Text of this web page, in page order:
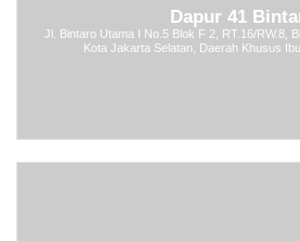
Dapur 41
Jl. Bintaro Utama I No.5 Blok F 2, RT.16/RW.8,
Kota Jakarta Selatan, Daerah Khusus